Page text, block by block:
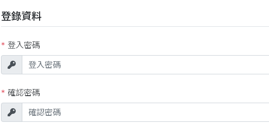
登錄資料
* 登入密碼
* 確認密碼